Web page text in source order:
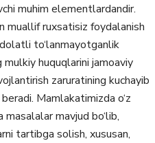
muhim elementlardandir.
muallif ruxsatisiz foydalanish
to‘lanmayotganlik
huquqlarini jamoaviy
zaruratining kuchayib
Mamlakatimizda o‘z
mavjud bo‘lib,
tartibga solish, xususan,